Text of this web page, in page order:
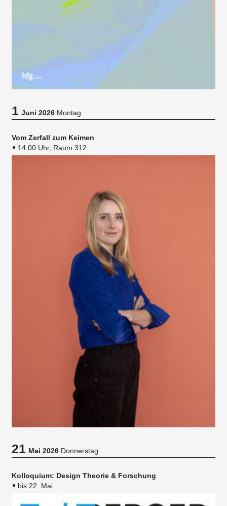
1Juni 2026 Montag
Vom Zerfall zum Keimen
14:00 Uhr, Raum 312
21Mai 2026 Donnerstag
Kolloquium: Design Theorie & Forschung
bis 22. Mai